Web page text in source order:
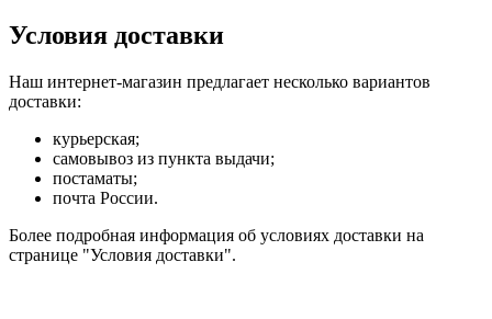
Условия доставки
Наш интернет-магазин предлагает несколько вариантов
доставки:
курьерская;
самовывоз из пункта выдачи;
постаматы;
почта России.
Более подробная информация об условиях доставки на
странице "Условия доставки".